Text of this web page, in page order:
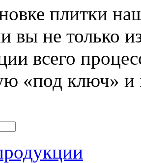
плитки
вы не только
всего
«под ключ» и